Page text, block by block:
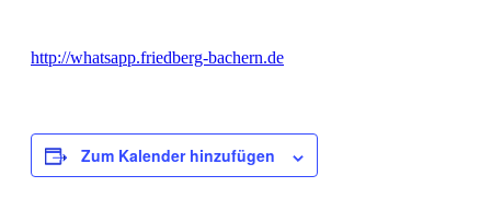
http://whatsapp.friedberg-bachern.de
Zum Kalender hinzufügen